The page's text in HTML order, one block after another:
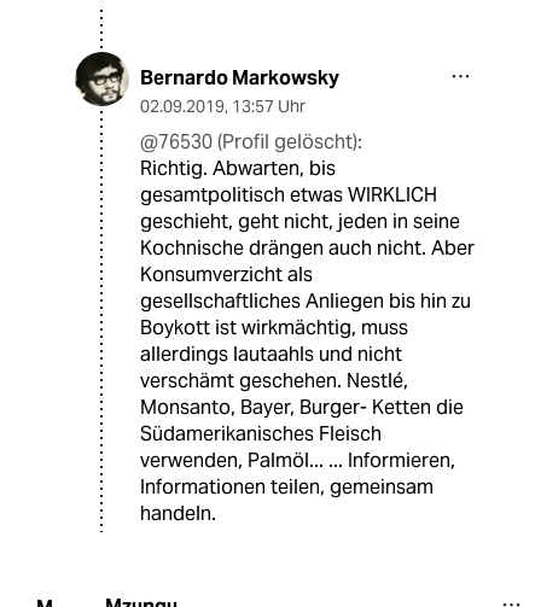
Bernardo Markowsky
02.09.2019, 13:57 Uhr
@76530 (Profil gelöscht):
Richtig. Abwarten, bis
gesamtpolitisch etwas WIRKLICH
geschieht, geht nicht, jeden in seine
Kochnische drängen auch nicht. Aber
Konsumverzicht als
gesellschaftliches Anliegen bis hin zu
Boykott ist wirkmächtig, muss
allerdings lautaahls und nicht
verschämt geschehen. Nestlé,
Monsanto, Bayer, Burger- Ketten die
Südamerikanisches Fleisch
verwenden, Palmöl... ... Informieren,
Informationen teilen, gemeinsam
handeln.